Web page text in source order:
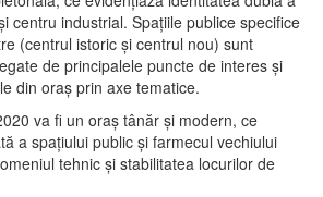
centru industrial. Spaţiile publice specifice
(centrul istoric şi centrul nou) sunt
de principalele puncte de interes şi
din oraş prin axe tematice.
va fi un oraş tânăr şi modern, ce
a spaţiului public şi farmecul vechiului
tehnic şi stabilitatea locurilor de